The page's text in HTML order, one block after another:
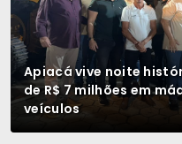
Apiacá vive noite
de R$ 7 milhões em
veículos